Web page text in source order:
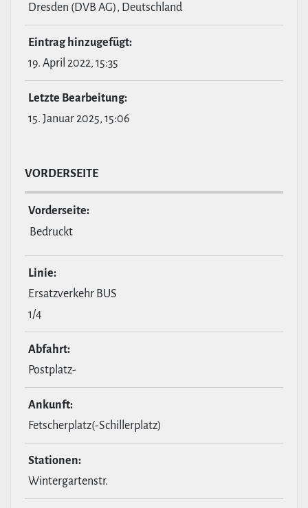
Dresden (DVB AG), Deutschland
Eintrag hin­zu­ge­fügt:
19. April 2022, 15:35
Letzte Bear­bei­tung:
15. Januar 2025, 15:06
VOR­DER­SEITE
Vor­der­seite:
Bedruckt
Linie:
Ersatzverkehr BUS
1/4
Abfahrt:
Postplatz-
Ankunft:
Fetscherplatz(-Schillerplatz)
Stationen:
Wintergartenstr.